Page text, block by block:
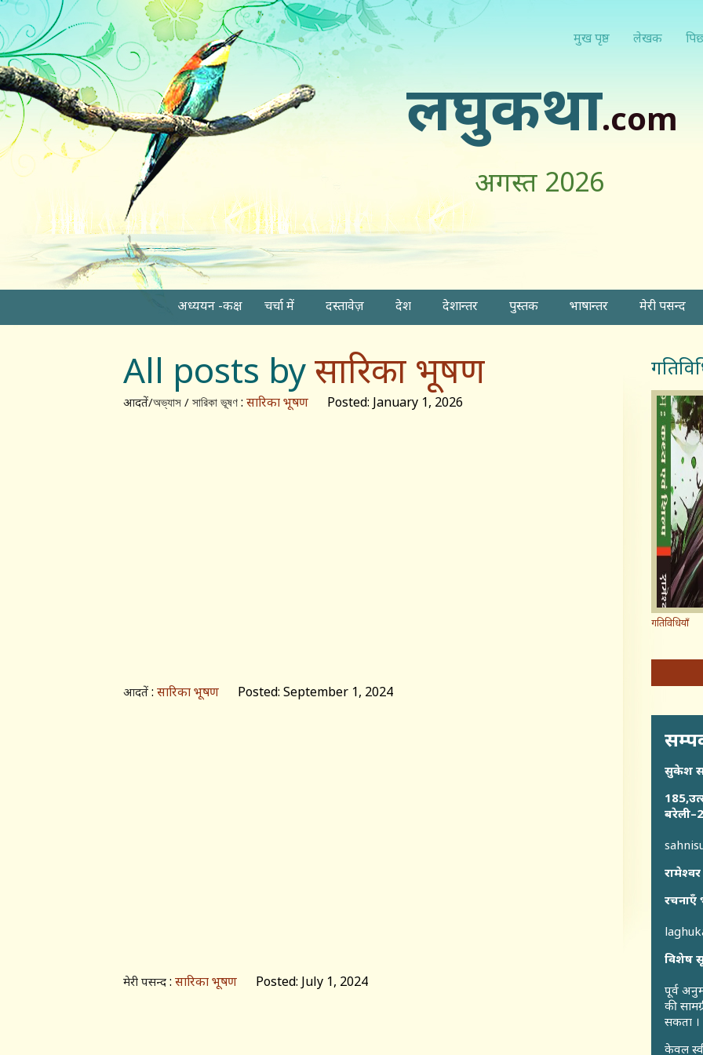
मुख पृष्ठ लेखक
लघुकथा.com
अगस्त 2026
अध्ययन -कक्ष चर्चा में दस्तावेज़ देश देशान्तर पुस्तक भाषान्तर मेरी पसन्द
All posts byसारिका भूषण
आदतें/অভ্যাস / সারিকা ভূষণ : सारिका भूषण Posted: January 1, 2026
आदतें : सारिका भूषण Posted: September 1, 2024
मेरी पसन्द : सारिका भूषण Posted: July 1, 2024
गतिविधियाँ
सुकेश
विशेष
पूर्व
की
सकता ।
केवल